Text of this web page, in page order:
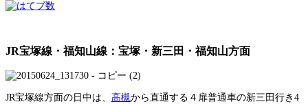
JR宝塚線・福知山線：宝塚・新三田・福知山方面
JR宝塚線方面の日中は、 高槻から直通する４扉普通車の新三田行き4